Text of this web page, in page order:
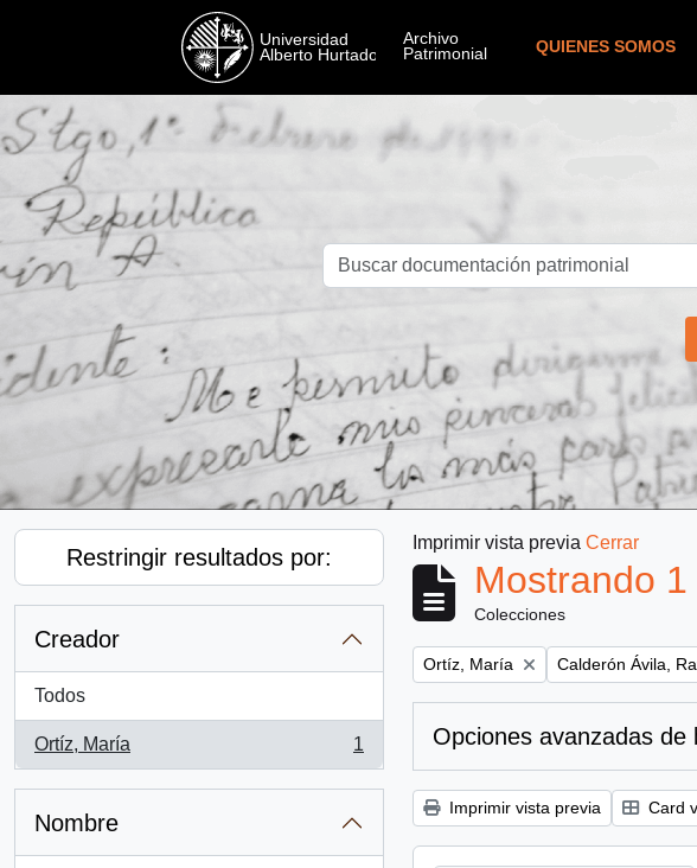
QUIENES SOMOS
Restringir resultados por:
Creador
Todos
Ortíz, María
, 1 resultados
1
Nombre
Imprimir vista previa Cerrar
Mostrando
Colecciones
Remove filter:
Ortíz, María Remove filter:
Calderón Ávila,
Opciones avanzadas de
Imprimir vista previa Card